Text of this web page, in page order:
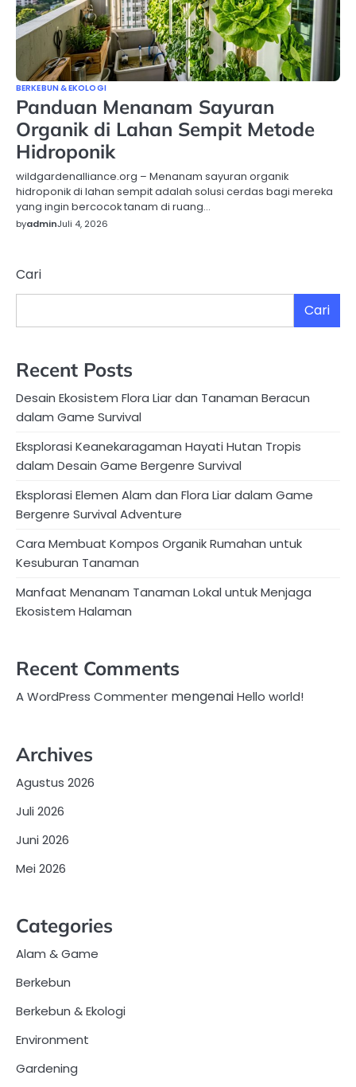
BERKEBUN & EKOLOGI
Panduan Menanam Sayuran
Organik di Lahan Sempit Metode
Hidroponik
wildgardenalliance.org – Menanam sayuran organik
hidroponik di lahan sempit adalah solusi cerdas bagi mereka
yang ingin bercocok tanam di ruang…
byadminJuli 4, 2026
Cari
Cari
Recent Posts
Desain Ekosistem Flora Liar dan Tanaman Beracun
dalam Game Survival
Eksplorasi Keanekaragaman Hayati Hutan Tropis
dalam Desain Game Bergenre Survival
Eksplorasi Elemen Alam dan Flora Liar dalam Game
Bergenre Survival Adventure
Cara Membuat Kompos Organik Rumahan untuk
Kesuburan Tanaman
Manfaat Menanam Tanaman Lokal untuk Menjaga
Ekosistem Halaman
Recent Comments
A WordPress Commenter mengenaiHello world!
Archives
Agustus 2026
Juli 2026
Juni 2026
Mei 2026
Categories
Alam & Game
Berkebun
Berkebun & Ekologi
Environment
Gardening